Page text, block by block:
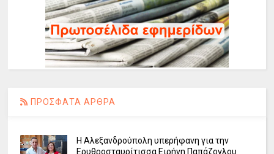
ΠΡΟΣΦΑΤΑ ΑΡΘΡΑ
Η Αλεξανδρούπολη υπερήφανη για την
Ερυθροσταυρίτισσα Ειρήνη Παπάζογλου